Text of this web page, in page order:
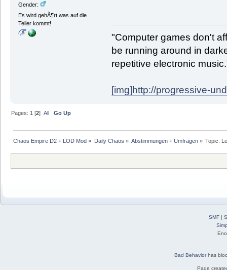
Gender:
Es wird gehÃ¶rt was auf die
Teller kommt!
"Computer games don't
be running around in
repetitive electronic
[img]http://progressive-
Pages: 1 [2]All Go Up
Chaos Empire D2 + LOD Mod » Daily Chaos » Abstimmungen + Umfragen» Topic:
SMF|
Bad Behaviorhas
Page